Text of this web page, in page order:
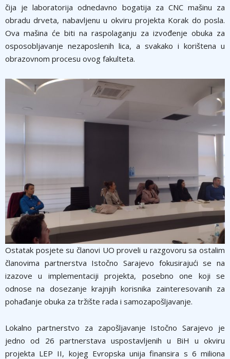
čija je laboratorija odnedavno bogatija za CNC mašinu za
obradu drveta, nabavljenu u okviru projekta Korak do posla.
Ova mašina će biti na raspolaganju za izvođenje obuka za
osposobljavanje nezaposlenih lica, a svakako i korištena u
obrazovnom procesu ovog fakulteta.
Ostatak posjete su članovi UO proveli u razgovoru sa ostalim
članovima partnerstva Istočno Sarajevo fokusirajući se na
izazove u implementaciji projekta, posebno one koji se
odnose na dosezanje krajnjih korisnika zainteresovanih za
pohađanje obuka za tržište rada i samozapošljavanje.
Lokalno partnerstvo za zapošljavanje Istočno Sarajevo je
jedno od 26 partnerstava uspostavljenih u BiH u okviru
projekta LEP II, kojeg Evropska unija finansira s 6 miliona